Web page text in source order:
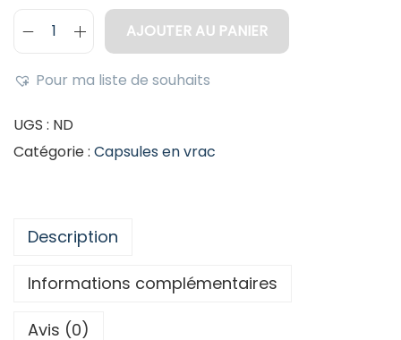
AJOUTER AU PANIER
Pour ma liste de souhaits
UGS : ND
Catégorie : Capsules en vrac
Description
Informations complémentaires
Avis (0)